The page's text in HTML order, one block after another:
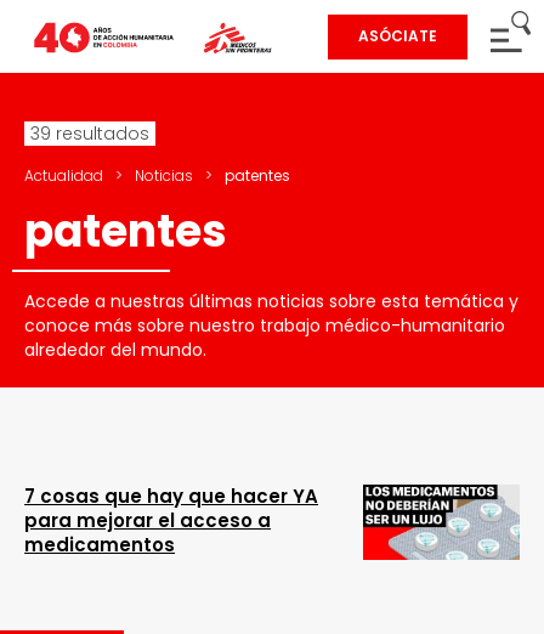
ASÓCIATE
39 resultados
Actualidad > Noticias > patentes
patentes
Accede a nuestras últimas noticias sobre esta temática y
conoce más sobre nuestro trabajo médico-humanitario
alrededor del mundo.
7 cosas que hay que hacer YA
para mejorar el acceso a
medicamentos